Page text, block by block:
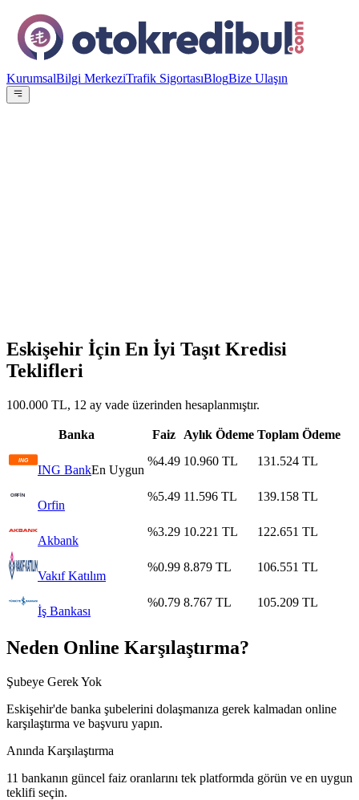
KurumsalBilgi MerkeziTrafik SigortasıBlogBize Ulaşın
Eskişehir İçin En İyi Taşıt Kredisi
Teklifleri
100.000 TL, 12 ay vade üzerinden hesaplanmıştır.
Banka Faiz Aylık Ödeme Toplam Ödeme
ING BankEn Uygun
%4.49 10.960 TL 131.524 TL
Orfin
%5.49 11.596 TL 139.158 TL
Akbank
%3.29 10.221 TL 122.651 TL
Vakıf Katılım
%0.99 8.879 TL 106.551 TL
İş Bankası
%0.79 8.767 TL 105.209 TL
Neden Online Karşılaştırma?
Şubeye Gerek Yok
Eskişehir'de banka şubelerini dolaşmanıza gerek kalmadan online
karşılaştırma ve başvuru yapın.
Anında Karşılaştırma
11 bankanın güncel faiz oranlarını tek platformda görün ve en uygun
teklifi seçin.